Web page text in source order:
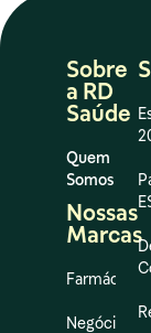
Sobre
a RD
Saúde
Quem
Somos
Nossas
Marcas
Farmácias
Negócios